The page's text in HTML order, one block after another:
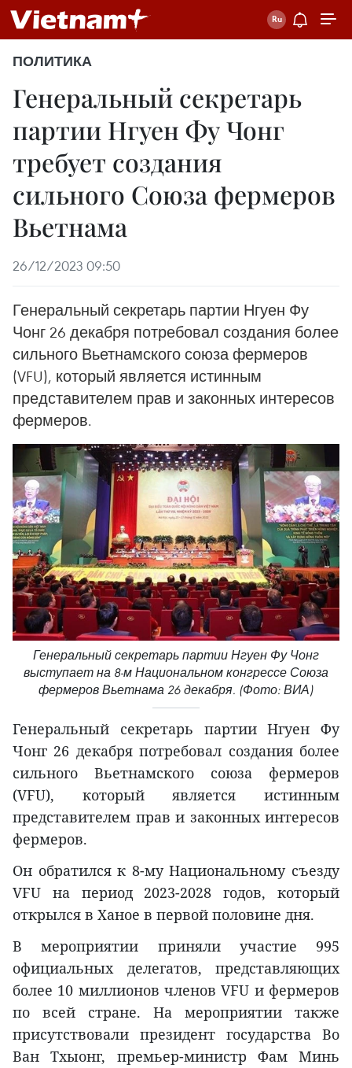
ПОЛИТИКА
Генеральный секретарь
партии Нгуен Фу Чонг
требует создания
сильного Союза фермеров
Вьетнама
26/12/2023 09:50
Генеральный секретарь партии Нгуен Фу
Чонг 26 декабря потребовал создания более
сильного Вьетнамского союза фермеров
(VFU), который является истинным
представителем прав и законных интересов
фермеров.
Генеральный секретарь партии Нгуен Фу Чонг
выступает на 8-м Национальном конгрессе Союза
фермеров Вьетнама 26 декабря. (Фото: ВИА)
Генеральный секретарь партии Нгуен Фу
Чонг 26 декабря потребовал создания более
сильного Вьетнамского союза фермеров
(VFU), который является истинным
представителем прав и законных интересов
фермеров.
Он обратился к 8-му Национальному съезду
VFU на период 2023-2028 годов, который
открылся в Ханое в первой половине дня.
В мероприятии приняли участие 995
официальных делегатов, представляющих
более 10 миллионов членов VFU и фермеров
по всей стране. На мероприятии также
присутствовали президент государства Во
Ван Тхыонг, премьер-министр Фам Минь